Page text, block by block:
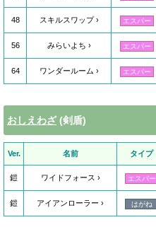
48 スキルスワップ エスパー
56 みらいよち エスパー
64 ワンダールーム エスパー
おしえわざ(剣盾)
Ver. 名前 タイプ
鎧 ワイドフォース エスパー
鎧 アイアンローラー はがね